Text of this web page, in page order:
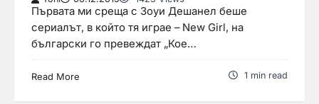
Първата ми среща с Зоуи Дешанел беше
сериалът, в който тя играе – New Girl, на
български го превеждат „Кое…
Read More 1 min read